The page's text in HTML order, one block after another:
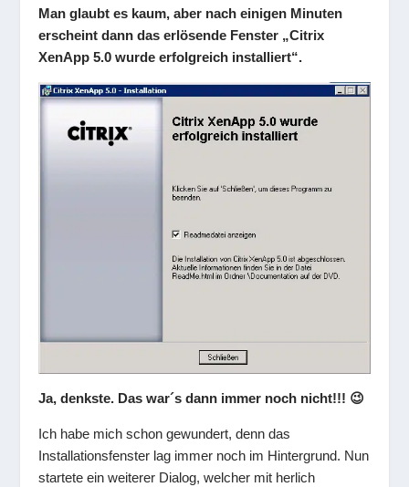
Man glaubt es kaum, aber nach einigen Minuten
erscheint dann das erlösende Fenster „Citrix
XenApp 5.0 wurde erfolgreich installiert“.
Ja, denkste. Das war´s dann immer noch nicht!!! 😉
Ich habe mich schon gewundert, denn das
Installationsfenster lag immer noch im Hintergrund. Nun
startete ein weiterer Dialog, welcher mit herlich